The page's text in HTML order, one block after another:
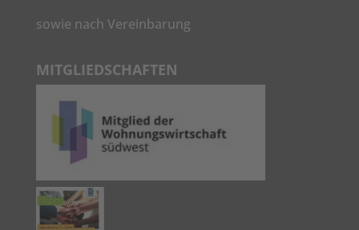
sowie nach Vereinbarung
MITGLIEDSCHAFTEN